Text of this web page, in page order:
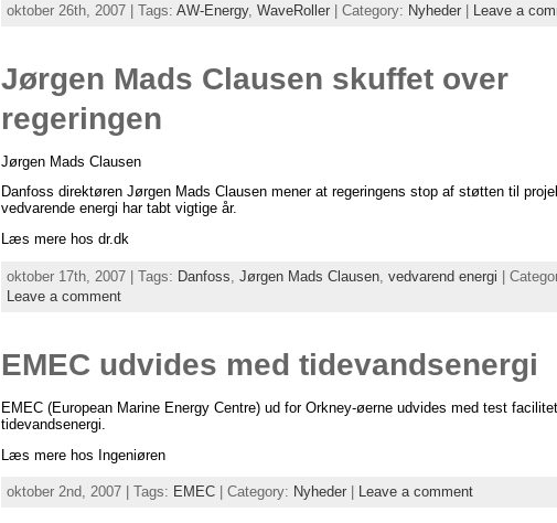
oktober 26th, 2007 | Tags: AW-Energy, WaveRoller | Category: Nyheder | Leave a
Jørgen Mads Clausen skuffet over
regeringen
Jørgen Mads Clausen
Danfoss direktøren Jørgen Mads Clausen mener at regeringens stop af støtten til
vedvarende energi har tabt vigtige år.
Læs mere hos dr.dk
oktober 17th, 2007 | Tags: Danfoss Jørgen Mads Clausen vedvarend energi |
Leave a comment
EMEC udvides med tidevandsenergi
EMEC (European Marine Energy Centre) ud for Orkney-øerne udvides med test
tidevandsenergi.
Læs mere hos Ingeniøren
oktober 2nd, 2007 | Tags: EMEC | Category: Nyheder Leave a comment